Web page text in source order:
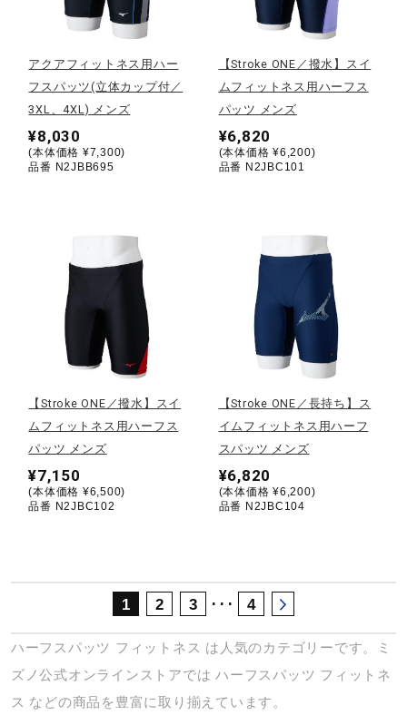
セール
サポート
直営店一覧
取扱店一覧
アクアフィットネス用ハー
フスパッツ(立体カップ付／
3XL、4XL) メンズ
¥8,030
(本体価格 ¥7,300)
品番 N2JBB695
【Stroke ONE／撥水】スイ
ムフィットネス用ハーフス
パッツ メンズ
¥6,820
(本体価格 ¥6,200)
品番 N2JBC101
【Stroke ONE／撥水】スイ
ムフィットネス用ハーフス
パッツ メンズ
¥7,150
(本体価格 ¥6,500)
品番 N2JBC102
【Stroke ONE／長持ち】ス
イムフィットネス用ハーフ
スパッツ メンズ
¥6,820
(本体価格 ¥6,200)
品番 N2JBC104
1 2 3 ･･･ 4
ハーフスパッツ フィットネス は人気のカテゴリーです。ミ
ズノ公式オンラインストアではハーフスパッツ フィットネ
ス などの商品を豊富に取り揃えています。